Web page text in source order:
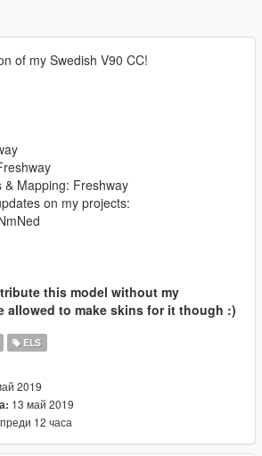
of my Swedish V90 CC!
Mapping: Freshway
on my projects:
this model without my
allowed to make skins for it though :)
ELS
2019
13 май 2019
преди 12 часа